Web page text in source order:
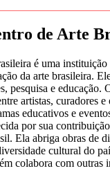
de Arte
é uma instituição
da arte brasileira.
pesquisa e educação.
artistas, curadores
educativos e
por sua
Ela abriga obras de
cultural do
colabora com outras